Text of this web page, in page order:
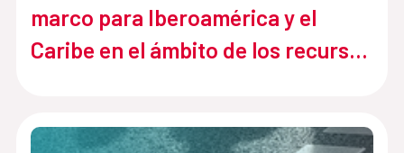
marco para Iberoamérica y el
Caribe en el ámbito de los recursos